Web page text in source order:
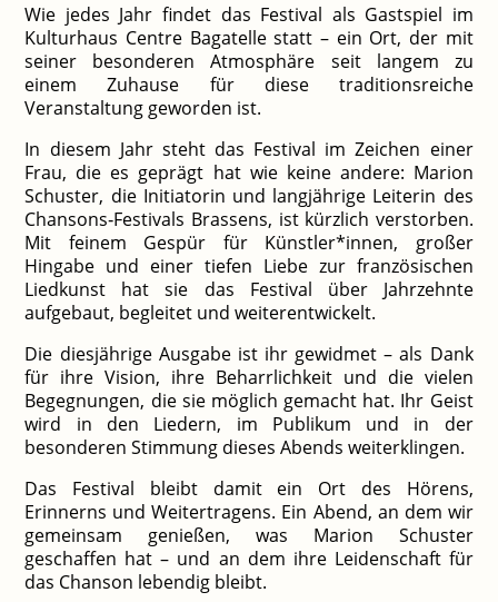
Wie jedes Jahr findet das Festival als Gastspiel im
Kulturhaus Centre Bagatelle statt – ein Ort, der mit
seiner besonderen Atmosphäre seit langem zu
einem Zuhause für diese traditionsreiche
Veranstaltung geworden ist.
In diesem Jahr steht das Festival im Zeichen einer
Frau, die es geprägt hat wie keine andere: Marion
Schuster, die Initiatorin und langjährige Leiterin des
Chansons‑Festivals Brassens, ist kürzlich verstorben.
Mit feinem Gespür für Künstler*innen, großer
Hingabe und einer tiefen Liebe zur französischen
Liedkunst hat sie das Festival über Jahrzehnte
aufgebaut, begleitet und weiterentwickelt.
Die diesjährige Ausgabe ist ihr gewidmet – als Dank
für ihre Vision, ihre Beharrlichkeit und die vielen
Begegnungen, die sie möglich gemacht hat. Ihr Geist
wird in den Liedern, im Publikum und in der
besonderen Stimmung dieses Abends weiterklingen.
Das Festival bleibt damit ein Ort des Hörens,
Erinnerns und Weitertragens. Ein Abend, an dem wir
gemeinsam genießen, was Marion Schuster
geschaffen hat – und an dem ihre Leidenschaft für
das Chanson lebendig bleibt.